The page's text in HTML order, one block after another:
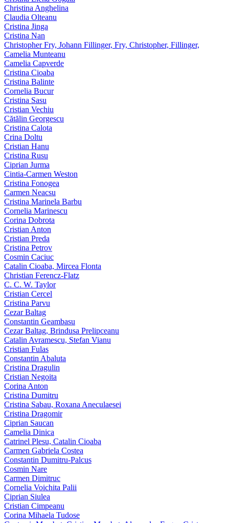
Christina Anghelina
Claudia Olteanu
Cristina Jinga
Cristina Nan
Christopher Fry, Johann Fillinger, Fry, Christopher, Fillinger,
Camelia Munteanu
Camelia Capverde
Cristina Cioaba
Cristina Balinte
Cornelia Bucur
Cristina Sasu
Cristian Vechiu
Cătălin Georgescu
Cristina Calota
Crina Doltu
Cristian Hanu
Cristina Rusu
Ciprian Jurma
Cintia-Carmen Weston
Cristina Fonogea
Carmen Neacsu
Cristina Marinela Barbu
Cornelia Marinescu
Corina Dobrota
Cristian Anton
Cristian Preda
Cristina Petrov
Cosmin Caciuc
Catalin Cioaba, Mircea Flonta
Christian Ferencz-Flatz
C. C. W. Taylor
Cristian Cercel
Cristina Parvu
Cezar Baltag
Constantin Geambasu
Cezar Baltag, Brindusa Prelipceanu
Catalin Avramescu, Stefan Vianu
Cristian Fulas
Constantin Abaluta
Cristina Dragulin
Cristian Negoita
Corina Anton
Cristina Dumitru
Cristina Sabau, Roxana Aneculaesei
Cristina Dragomir
Ciprian Saucan
Camelia Dinica
Catrinel Plesu, Catalin Cioaba
Carmen Gabriela Costea
Constantin Dumitru-Palcus
Cosmin Nare
Carmen Dimitruc
Cornelia Voichita Palii
Ciprian Siulea
Cristian Cimpeanu
Corina Mihaela Tudose